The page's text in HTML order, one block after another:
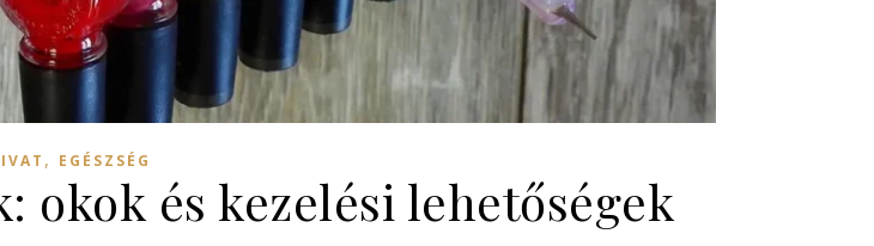
, EGÉSZSÉG
okok és kezelési lehetőségek